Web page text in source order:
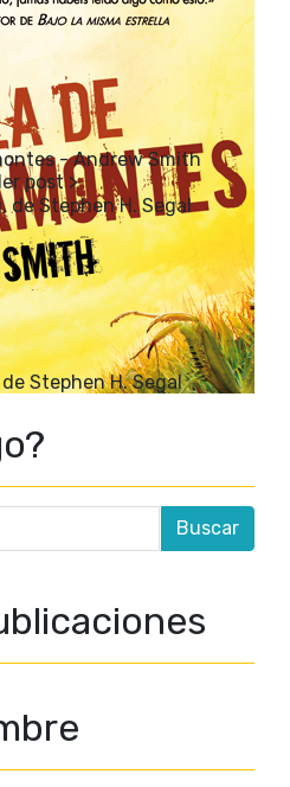
- Andrew Smith
Stephen H. Segal